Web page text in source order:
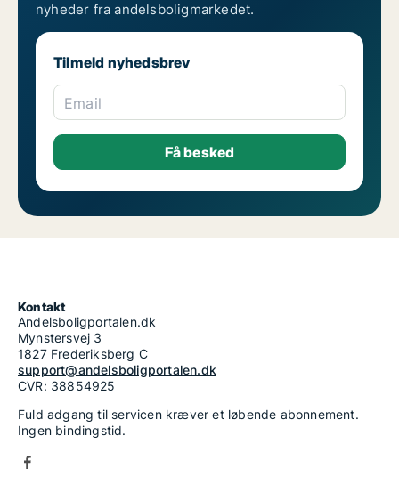
nyheder fra andelsboligmarkedet.
Tilmeld nyhedsbrev
Email
Kontakt
Andelsboligportalen.dk
Mynstersvej 3
1827 Frederiksberg C
support@andelsboligportalen.dk
CVR: 38854925
Fuld adgang til servicen kræver et løbende abonnement.
Ingen bindingstid.